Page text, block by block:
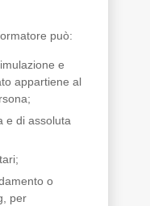
può:
e
appartiene al
e di assoluta
o
per